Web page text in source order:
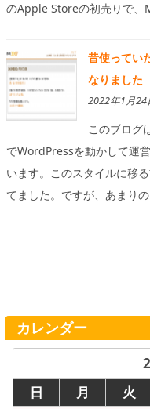
のApple Storeの初売りで、
昔使ってい
なりました
2022年1月24
このブログ
でWordPressを動かして運
います。このスタイルに移
てました。ですが、あまりの
カレンダー
日
月 火